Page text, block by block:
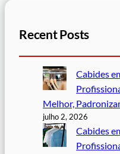
Recent Posts
Cabides
Melhor,
julho 2, 2026
Cabides